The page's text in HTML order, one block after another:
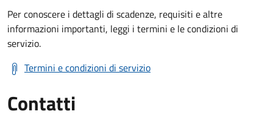
Per conoscere i dettagli di scadenze, requisiti e altre
informazioni importanti, leggi i termini e le condizioni di
servizio.
Termini e condizioni di servizio
Contatti